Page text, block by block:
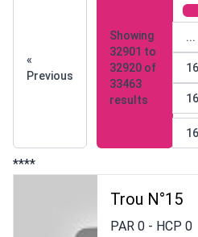
«
Previous
Showing
32901 to
32920 of
33463
results
...
****
Trou N°15
PAR 0- HCP 0